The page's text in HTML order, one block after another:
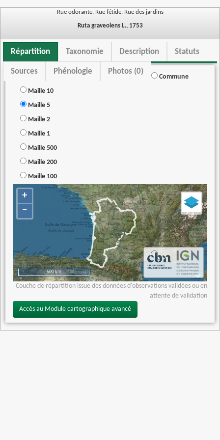
Rue odorante, Rue fétide, Rue des jardins
Ruta graveolens L., 1753
Répartition Taxonomie Description Statuts
Sources Phénologie Photos (0)
Commune
Maille 10
Maille 5
Maille 2
Maille 1
Maille 500
Maille 200
Maille 100
+
−
500 km
Couche de répartition issue des données d'observations validées ou en
attente de validation
Accès au Module cartographique avancé